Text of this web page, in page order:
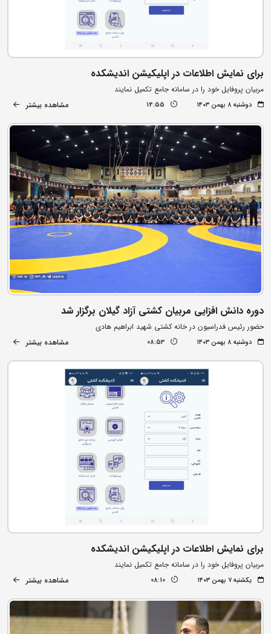
برای نمایش اطلاعات در اپلیکیشن اندیشکده
مربیان پروفایل خود را در سامانه جامع تکمیل نمایند
دوشنبه ۸ بهمن ۱۴۰۳ 14:55 مشاهده بیشتر
دوره دانش افزایی مربیان کشتی آزاد گیلان برگزار شد
حضور رئیس فدراسیون در خانه کشتی شهید ابراهیم هادی
دوشنبه ۸ بهمن ۱۴۰۳ 08:53 مشاهده بیشتر
برای نمایش اطلاعات در اپلیکیشن اندیشکده
مربیان پروفایل خود را در سامانه جامع تکمیل نمایند
یکشنبه ۷ بهمن ۱۴۰۳ 08:10 مشاهده بیشتر